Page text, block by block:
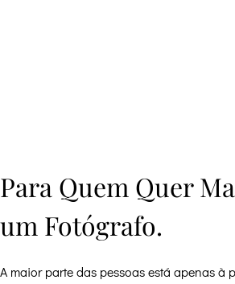
Para Quem Quer
um Fotógrafo.
A maior parte das pessoas está apenas à